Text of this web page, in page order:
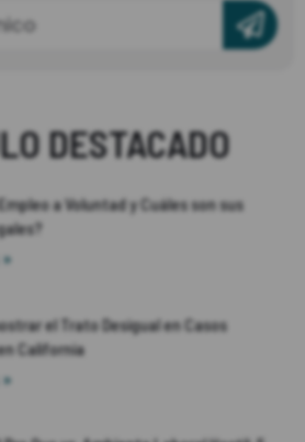
DESTACADO
a Voluntad y Cuáles son sus
el Trato Desigual en Casos
California